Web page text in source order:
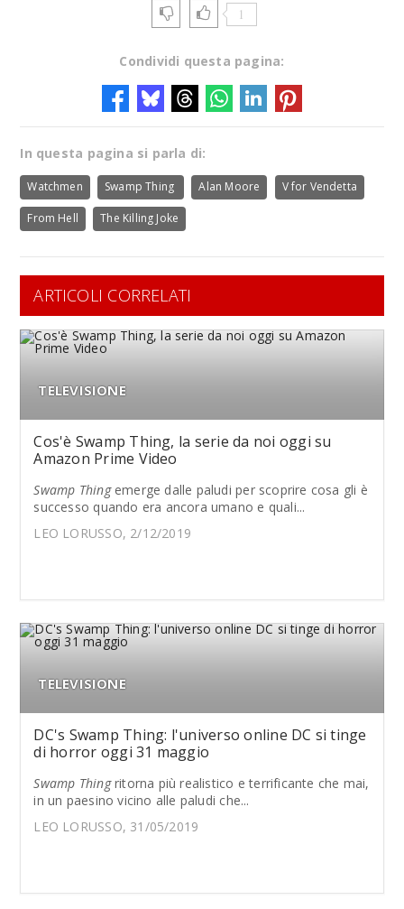
1
Condividi questa pagina:
In questa pagina si parla di:
Watchmen Swamp Thing Alan Moore V for Vendetta
From Hell The Killing Joke
ARTICOLI CORRELATI
TELEVISIONE
Cos'è Swamp Thing, la serie da noi oggi su
Amazon Prime Video
Swamp Thingemerge dalle paludi per scoprire cosa gli è
successo quando era ancora umano e quali...
LEO LORUSSO, 2/12/2019
TELEVISIONE
DC's Swamp Thing: l'universo online DC si tinge
di horror oggi 31 maggio
Swamp Thingritorna più realistico e terrificante che mai,
in un paesino vicino alle paludi che...
LEO LORUSSO, 31/05/2019